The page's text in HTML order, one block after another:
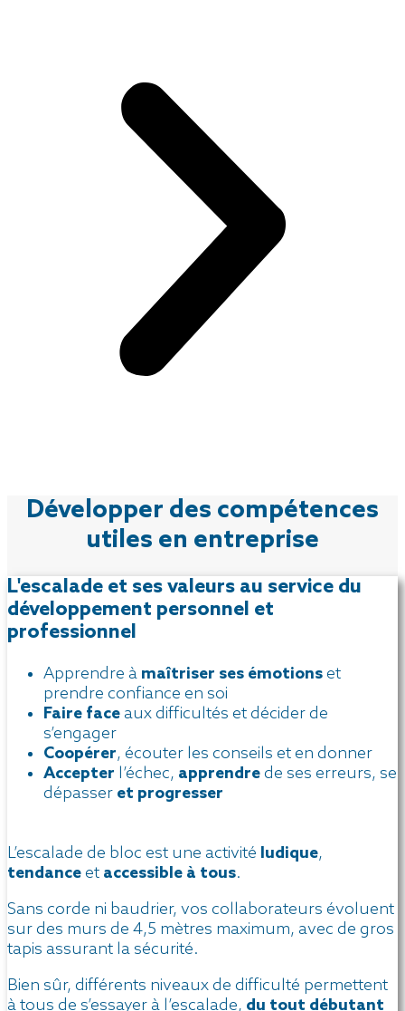
Développer des compétences
utiles en entreprise
L'escalade et ses valeurs au service du
développement personnel et
professionnel
Apprendre à maîtriser ses émotionset
prendre confiance en soi
Faire face aux difficultés et décider de
s’engager
Coopérer, écouter les conseils et en donner
Accepter l’échec, apprendrede ses erreurs, se
dépasser et progresser
L’escalade de bloc est une activité ludique,
tendanceet accessible à tous.
Sans corde ni baudrier, vos collaborateurs évoluent
sur des murs de 4,5 mètres maximum, avec de gros
tapis assurant la sécurité.
Bien sûr, différents niveaux de difficulté permettent
à tous de s’essayer à l’escalade, du tout débutant